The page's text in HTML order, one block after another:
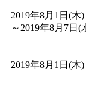
「子
「
2019年8月1日(木)
～ 2019年8月7日(
2019年8月1日(木)